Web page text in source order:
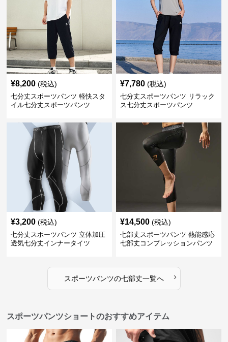
¥8,200 (税込)
七分丈スポーツパンツ 軽快スタ
イル七分丈スポーツパンツ
¥7,780 (税込)
七分丈スポーツパンツ リラック
ス七分丈スポーツパンツ
¥3,200 (税込)
七分丈スポーツパンツ 立体加圧
透気七分丈インナータイツ
¥14,500 (税込)
七部丈スポーツパンツ 熱能感応
七部丈コンプレッションパンツ
スポーツパンツの七部丈一覧へ ›
スポーツパンツショートのおすすめアイテム